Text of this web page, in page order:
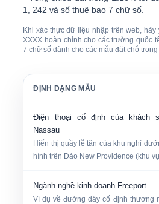
1, 242 và số thuê bao 7 chữ số.
Khi xác thực dữ liệu nhập trên web, hãy
XXXX hoàn chỉnh cho các trường quốc
7 chữ số dành cho các mẫu đặt chỗ
ĐỊNH DẠNG MẪU
Điện thoại cố định của khách
Nassau
Hiển thị quầy lễ tân của khu nghỉ
hình trên Đảo New Providence (khu
Ngành nghề kinh doanh Freeport
Ví dụ về đường dây cố định thương